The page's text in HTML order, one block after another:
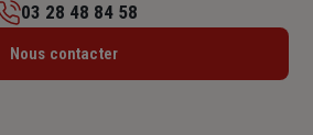
: 09h – 12h / 14h – 18h
03 28 48 84 58
Nous contacter